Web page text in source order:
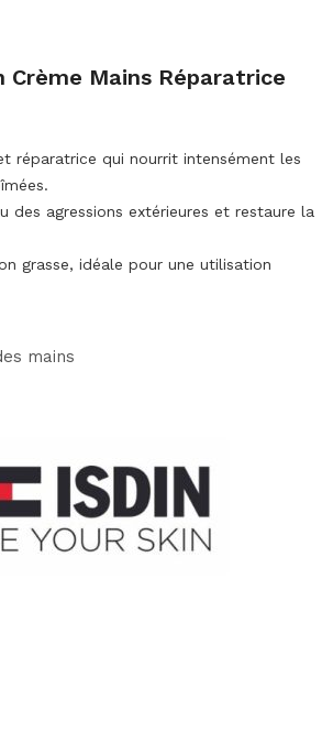
Crème Mains Réparatrice
réparatrice qui nourrit intensément les
des agressions extérieures et restaure la
grasse, idéale pour une utilisation
mains